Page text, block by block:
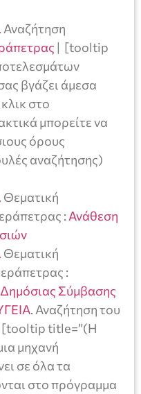
. Αναζήτηση
| [tooltip
βγάζει άμεσα
στο
μπορείτε να
όρους
αναζήτησης)
. Θεματική
:Ανάθεση
. Θεματική
:
Σύμβασης
. Αναζήτηση του
title=”(Η
μηχανή
σε όλα τα
στο πρόγραμμα